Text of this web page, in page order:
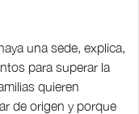
una sede, explica,
para superar la
quieren
de origen y porque